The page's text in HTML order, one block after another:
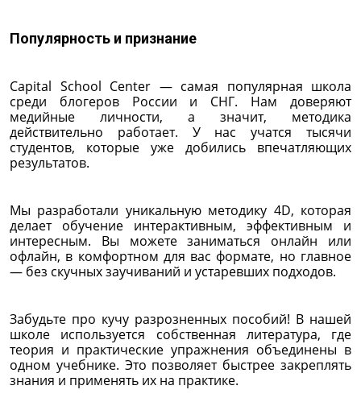
Популярность и признание
Capital School Center — самая популярная школа
среди блогеров России и СНГ. Нам доверяют
медийные личности, а значит, методика
действительно работает. У нас учатся тысячи
студентов, которые уже добились впечатляющих
результатов.
Мы разработали уникальную методику 4D, которая
делает обучение интерактивным, эффективным и
интересным. Вы можете заниматься онлайн или
офлайн, в комфортном для вас формате, но главное
— без скучных заучиваний и устаревших подходов.
Забудьте про кучу разрозненных пособий! В нашей
школе используется собственная литература, где
теория и практические упражнения объединены в
одном учебнике. Это позволяет быстрее закреплять
знания и применять их на практике.